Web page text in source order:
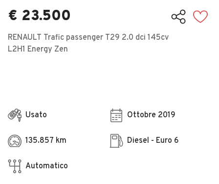
€ 23.500
RENAULT Trafic passenger T29 2.0 dci 145cv
L2H1 Energy Zen
Usato Ottobre 2019
135.857 km Diesel - Euro 6
Automatico